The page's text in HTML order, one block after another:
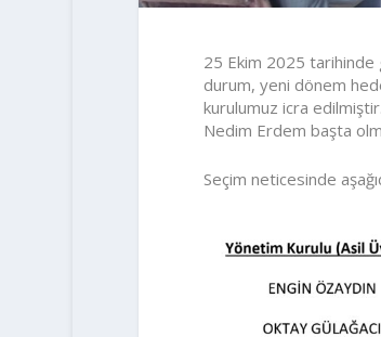
25 Ekim 2025 tarihinde
durum, yeni dönem
kurulumuz icra
Nedim Erdem başta
Seçim neticesinde